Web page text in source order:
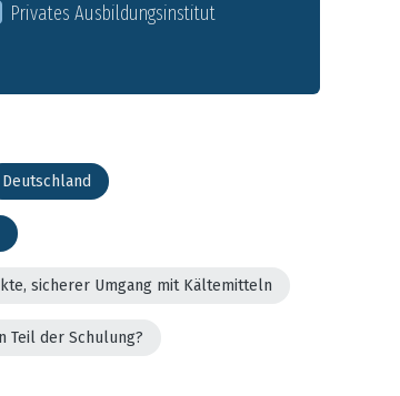
Privates Ausbildungsinstitut
Deutschland
sicherer Umgang mit Kältemitteln
Teil der Schulung?